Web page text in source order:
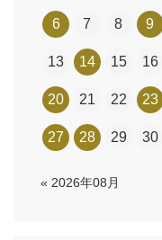
6 7 8 9
13 14 15 16
20 21 22 23
27 28 29 30
« 2026年08月